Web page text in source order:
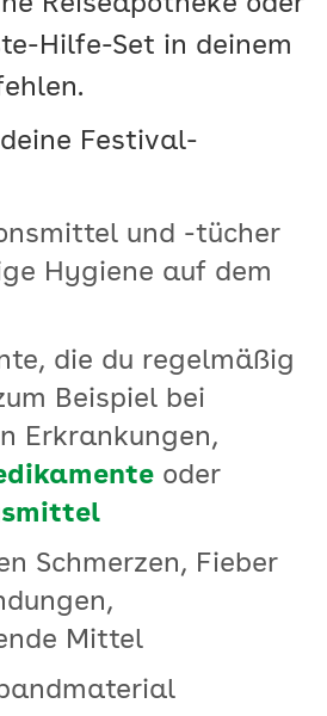
Hilfe-Set in deinem
Festival-
und -tücher
Hygiene auf dem
die du regelmäßig
Beispiel bei
Erkrankungen,
oder
Schmerzen, Fieber
Mittel